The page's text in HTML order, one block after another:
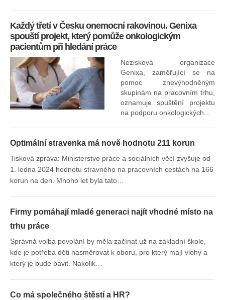
Každý třetí v Česku onemocní rakovinou. Genixa
spouští projekt, který pomůže onkologickým
pacientům při hledání práce
Nezisková organizace
Genixa, zaměřující se na
pomoc znevýhodněným
skupinám na pracovním trhu,
oznamuje spuštění projektu
na podporu onkologických...
Optimální stravenka má nově hodnotu 211 korun
Tisková zpráva: Ministerstvo práce a sociálních věcí zvyšuje od
1. ledna 2024 hodnotu stravného na pracovních cestách na 166
korun na den. Mnoho let byla tato…
Firmy pomáhají mladé generaci najít vhodné místo na
trhu práce
Správná volba povolání by měla začínat už na základní škole,
kde je potřeba děti nasměrovat k oboru, pro který mají vlohy a
který je bude bavit. Nakolik…
Co má společného štěstí a HR?